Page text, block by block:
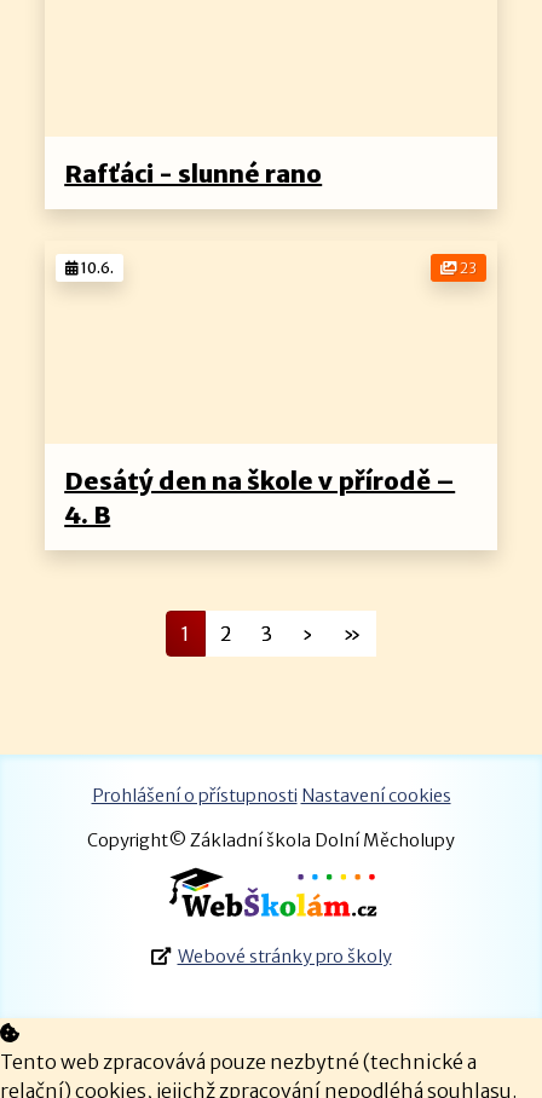
Rafťáci - slunné rano
Desátý den na škole v přírodě –
4. B
23
10.6.
1 2 3 › »
Prohlášení o přístupnosti Nastavení cookies
Copyright© Základní škola Dolní Měcholupy
Webové stránky pro školy
Tento web zpracovává pouze nezbytné (technické a
relační) cookies, jejichž zpracování nepodléhá souhlasu.